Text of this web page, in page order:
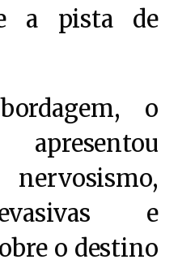
a pista de
o
e
o destino